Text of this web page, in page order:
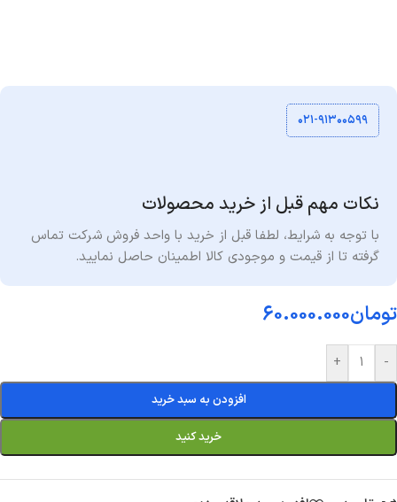
۰۲۱-۹۱۳۰۰۵۹۹
نکات مهم قبل از خرید محصولات
با توجه به شرایط، لطفا قبل از خرید با واحد فروش شرکت تماس
گرفته تا از قیمت و موجودی کالا اطمینان حاصل نمایید.
تومان60.000.000
-
+
افزودن به سبد خرید
خرید کنید